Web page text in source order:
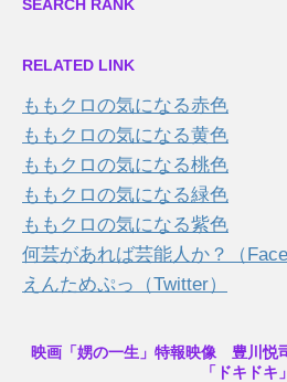
SEARCH RANK
RELATED LINK
ももクロの気になる赤色
ももクロの気になる黄色
ももクロの気になる桃色
ももクロの気になる緑色
ももクロの気になる紫色
何芸があれば芸能人か？（
えんためぷっ（Twitter）
映画「娚の一生」特報映像 豊川悦
「ドキドキ」